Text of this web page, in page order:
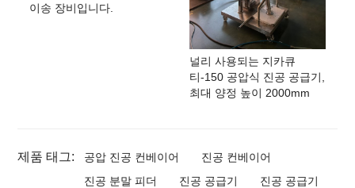
이송 장비입니다.
널리 사용되는 지카큐
티-150 공압식 진공 공급기,
최대 양정 높이 2000mm
제품 태그: 공압 진공 컨베이어
진공 컨베이어
진공 분말 피더
진공 공급기 진공 공급기